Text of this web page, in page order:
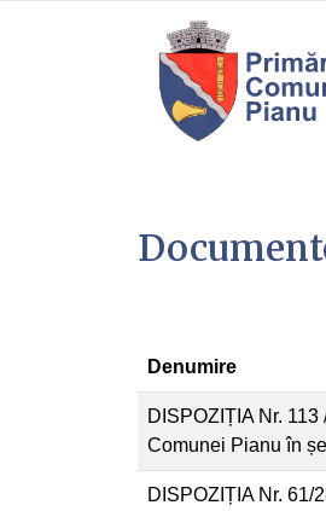
Denumire
DISPOZIȚIA Nr.
Comunei Pianu în
DISPOZIȚIA Nr. 61/